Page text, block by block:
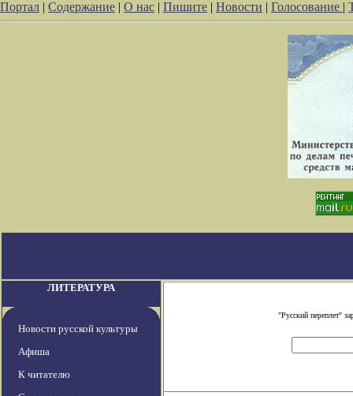
Портал | Содержание | О нас | Пишите | Новости | Голосование |
ЛИТЕРАТУРА
Новости русской культуры
Афиша
К читателю
"Русский переплет"